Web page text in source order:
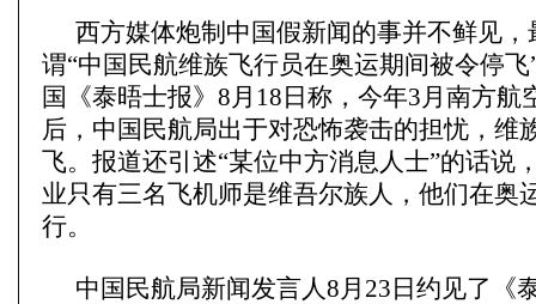
西方媒体炮制中国假新闻的事并不鲜见，
谓“中国民航维族飞行员在奥运期间被令停飞
国《泰晤士报》8月18日称，今年3月南方航
后，中国民航局出于对恐怖袭击的担忧，维
飞。报道还引述“某位中方消息人士”的话说
业只有三名飞机师是维吾尔族人，他们在奥
行。
中国民航局新闻发言人8月23日约见了《